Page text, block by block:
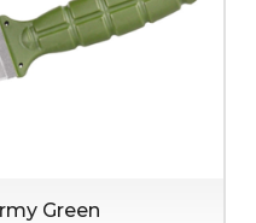
Green